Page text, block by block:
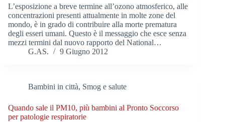
L’esposizione a breve termine all’ozono atmosferico, alle
concentrazioni presenti attualmente in molte zone del
mondo, è in grado di contribuire alla morte prematura
degli esseri umani. Questo è il messaggio che esce senza
mezzi termini dal nuovo rapporto del National…
G.AS.
9 Giugno 2012
Bambini in città, Smog e salute
Quando sale il PM10, più bambini al Pronto Soccorso
per patologie respiratorie